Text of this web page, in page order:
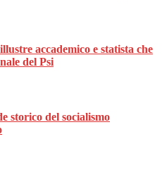
accademico e statista che
del Psi
storico del socialismo